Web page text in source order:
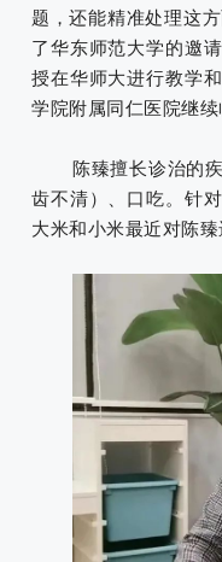
题，还能精准处理这
了华东师范大学的邀
授在华师大进行教学
学院附属同仁医院继续
陈臻擅长诊治的
齿不清）、口吃。针
大米和小米最近对陈臻